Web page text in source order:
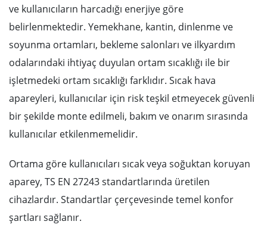
ve kullanıcıların harcadığı enerjiye göre
belirlenmektedir. Yemekhane, kantin, dinlenme ve
soyunma ortamları, bekleme salonları ve ilkyardım
odalarındaki ihtiyaç duyulan ortam sıcaklığı ile bir
işletmedeki ortam sıcaklığı farklıdır. Sıcak hava
apareyleri, kullanıcılar için risk teşkil etmeyecek güvenli
bir şekilde monte edilmeli, bakım ve onarım sırasında
kullanıcılar etkilenmemelidir.
Ortama göre kullanıcıları sıcak veya soğuktan koruyan
aparey, TS EN 27243 standartlarında üretilen
cihazlardır. Standartlar çerçevesinde temel konfor
şartları sağlanır.